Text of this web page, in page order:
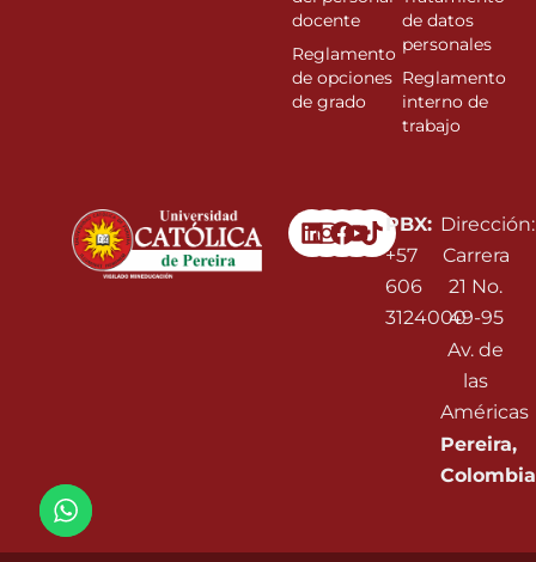
Linkedin
Instagram
Facebook
Youtube
PBX:
+57
606
3124000
Dirección:
Carrera
21 No.
49-95
Av. de
las
Américas
Pereira,
Colombia
docente
Reglamento
de opciones
de grado
de datos
personales
Reglamento
interno de
trabajo